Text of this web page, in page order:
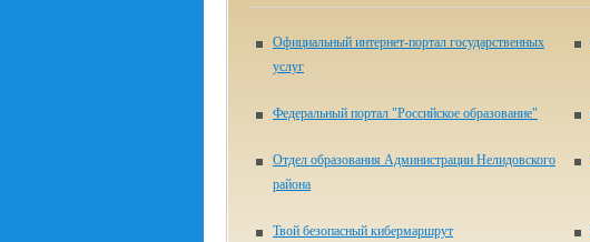
Официальный интернет-портал государственных
услуг
Федеральный портал "Российское образование"
Отдел образования Администрации Нелидовского
района
Твой безопасный кибермаршрут